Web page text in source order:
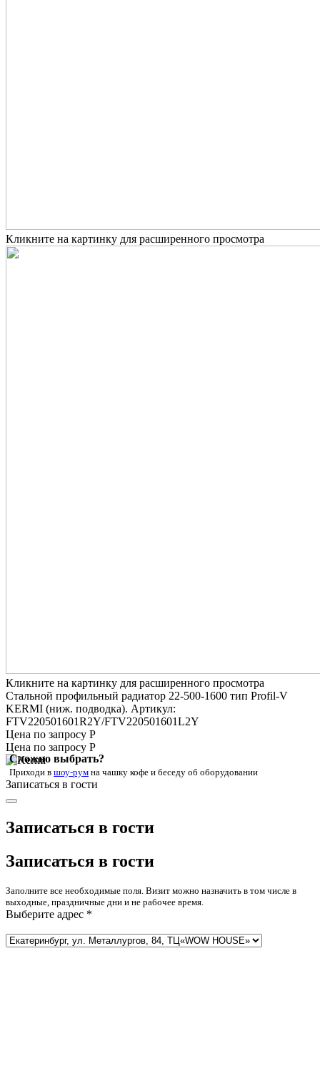
Кликните на картинку для расширенного просмотра
Кликните на картинку для расширенного просмотра
Стальной профильный радиатор 22-500-1600 тип Profil-V
KERMI (ниж. подводка). Артикул:
FTV220501601R2Y/FTV220501601L2Y
Цена по запросу Р
Цена по запросу Р
Сложно выбрать?
Приходи в шоу-рум на чашку кофе и беседу об оборудовании
Записаться в гости
Записаться в гости
Записаться в гости
Заполните все необходимые поля. Визит можно назначить в том числе в
выходные, праздничные дни и не рабочее время.
Выберите адрес *